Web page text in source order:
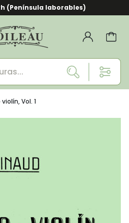
(Península laborables)
Vol. 1